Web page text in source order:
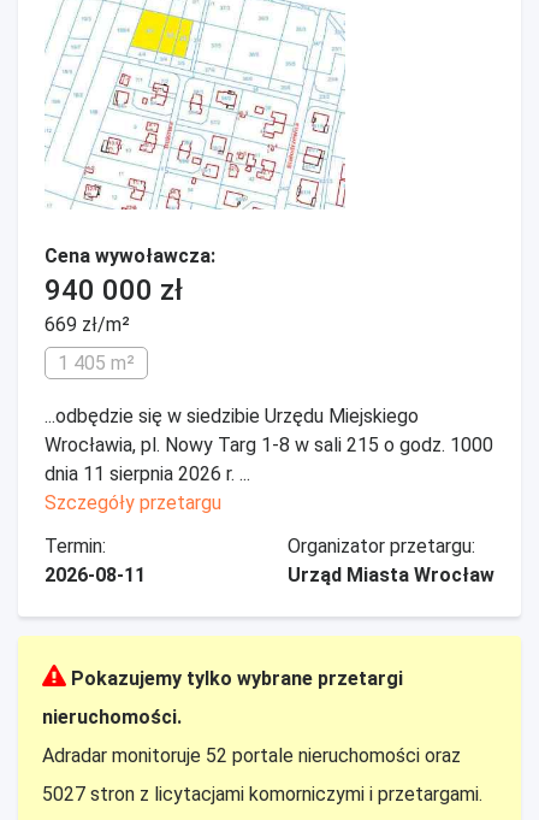
Cena wywoławcza:
940 000 zł
669 zł/m²
1 405 m²
...odbędzie się w siedzibie Urzędu Miejskiego
Wrocławia, pl. Nowy Targ 1-8 w sali 215 o godz. 1000
dnia 11 sierpnia 2026 r. ...
Szczegóły przetargu
Termin:
2026-08-11
Organizator przetargu:
Urząd Miasta Wrocław
Pokazujemy tylko wybrane przetargi
nieruchomości.
Adradar monitoruje 52 portale nieruchomości oraz
5027 stron z licytacjami komorniczymi i przetargami.